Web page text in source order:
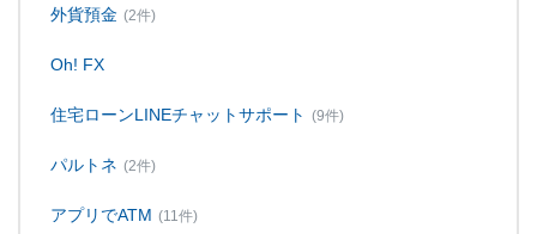
外貨預金 (2件)
Oh! FX
住宅ローンLINEチャットサポート (9件)
パルトネ (2件)
アプリでATM (11件)